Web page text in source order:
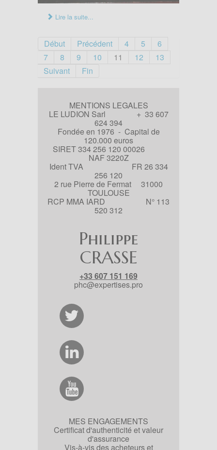
Lire la suite...
Début Précédent 4 5
6
7
8 9 10 11 12
13
Suivant
Fin
MENTIONS LEGALES
LE LUDION Sarl + 33 607
624 394
Fondée en 1976 - Capital de
120.000 euros
SIRET 334 256 120 00026
NAF 3220Z
Ident TVA FR 26 334
256 120
2 rue Pierre de Fermat 31000
TOULOUSE
RCP MMA IARD N° 113
520 312
Philippe
CRASSE
+33 607 151 169
phc@expertises.pro
MES ENGAGEMENTS
Certificat d'authenticité et valeur
d'assurance
Vis-à-vis des acheteurs et